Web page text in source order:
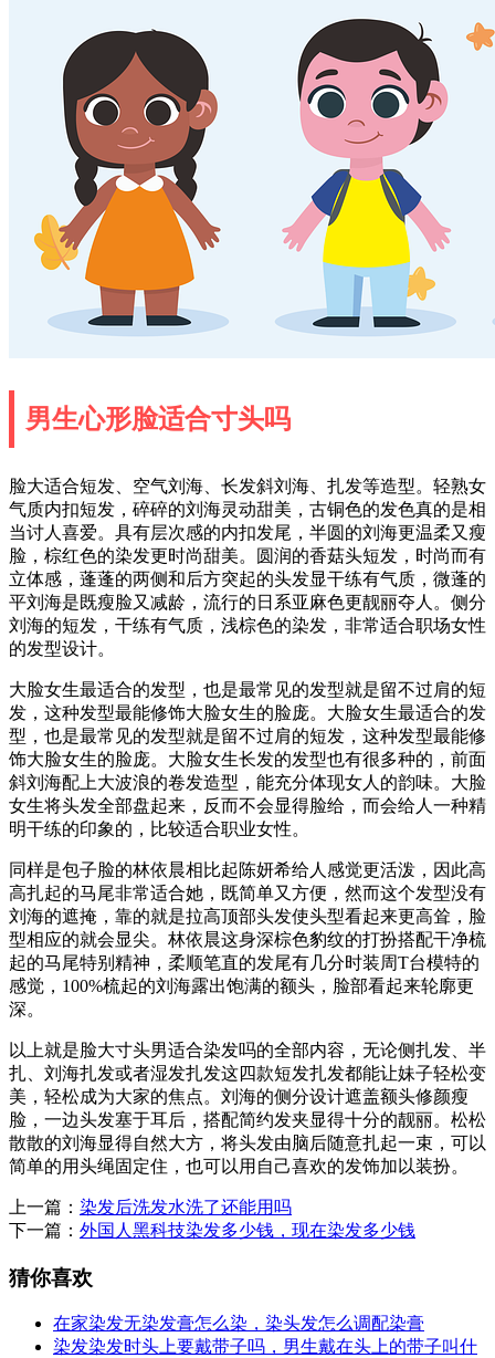
男生心形脸适合寸头吗
脸大适合短发、空气刘海、长发斜刘海、扎发等造型。轻熟女
气质内扣短发，碎碎的刘海灵动甜美，古铜色的发色真的是相
当讨人喜爱。具有层次感的内扣发尾，半圆的刘海更温柔又瘦
脸，棕红色的染发更时尚甜美。圆润的香菇头短发，时尚而有
立体感，蓬蓬的两侧和后方突起的头发显干练有气质，微蓬的
平刘海是既瘦脸又减龄，流行的日系亚麻色更靓丽夺人。侧分
刘海的短发，干练有气质，浅棕色的染发，非常适合职场女性
的发型设计。
大脸女生最适合的发型，也是最常见的发型就是留不过肩的短
发，这种发型最能修饰大脸女生的脸庞。大脸女生最适合的发
型，也是最常见的发型就是留不过肩的短发，这种发型最能修
饰大脸女生的脸庞。大脸女生长发的发型也有很多种的，前面
斜刘海配上大波浪的卷发造型，能充分体现女人的韵味。大脸
女生将头发全部盘起来，反而不会显得脸给，而会给人一种精
明干练的印象的，比较适合职业女性。
同样是包子脸的林依晨相比起陈妍希给人感觉更活泼，因此高
高扎起的马尾非常适合她，既简单又方便，然而这个发型没有
刘海的遮掩，靠的就是拉高顶部头发使头型看起来更高耸，脸
型相应的就会显尖。林依晨这身深棕色豹纹的打扮搭配干净梳
起的马尾特别精神，柔顺笔直的发尾有几分时装周T台模特的
感觉，100%梳起的刘海露出饱满的额头，脸部看起来轮廓更
深。
以上就是脸大寸头男适合染发吗的全部内容，无论侧扎发、半
扎、刘海扎发或者湿发扎发这四款短发扎发都能让妹子轻松变
美，轻松成为大家的焦点。刘海的侧分设计遮盖额头修颜瘦
脸，一边头发塞于耳后，搭配简约发夹显得十分的靓丽。松松
散散的刘海显得自然大方，将头发由脑后随意扎起一束，可以
简单的用头绳固定住，也可以用自己喜欢的发饰加以装扮。
上一篇： 染发后洗发水洗了还能用吗
下一篇： 外国人黑科技染发多少钱，现在染发多少钱
猜你喜欢
在家染发无染发膏怎么染，染头发怎么调配染膏
染发染发时头上要戴带子吗，男生戴在头上的带子叫什